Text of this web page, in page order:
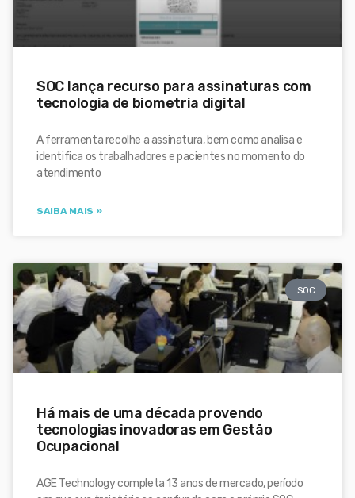
SOC lança recurso para assinaturas com
tecnologia de biometria digital
A ferramenta recolhe a assinatura, bem como analisa e
identifica os trabalhadores e pacientes no momento do
atendimento
SAIBA MAIS »
SOC
Há mais de uma década provendo
tecnologias inovadoras em Gestão
Ocupacional
AGE Technology completa 13 anos de mercado, período